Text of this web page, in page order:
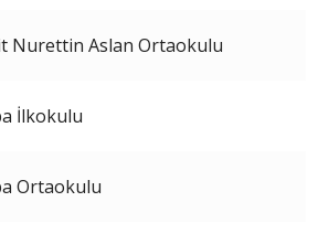
Nurettin Aslan Ortaokulu
İlkokulu
Ortaokulu